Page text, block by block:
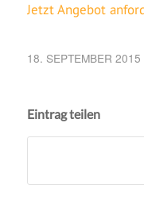
Jetzt Angebot
18. SEPTEMBER 2015
Eintrag teilen